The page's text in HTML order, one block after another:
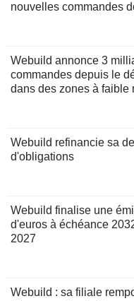
nouvelles commandes
Webuild annonce 3
commandes depuis le
dans des zones à faible
Webuild refinancie sa
d'obligations
Webuild finalise une
d'euros à échéance
2027
Webuild : sa filiale